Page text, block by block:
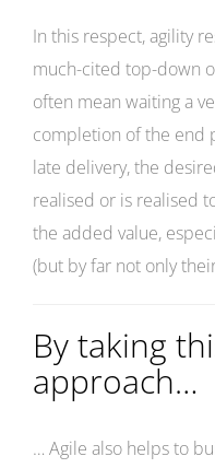
In this respect, agility
much-cited top-down
often mean waiting a
completion of the end
late delivery, the
realised or is realised
the added value,
(but by far not only
By taking
approach…
… Agile also helps to